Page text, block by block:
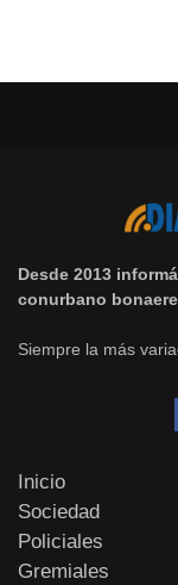
Desde 2013
conurbano
Siempre la más
Inicio
Sociedad
Policiales
Gremiales